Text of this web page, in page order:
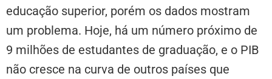
educação superior, porém os dados mostram
um problema. Hoje, há um número próximo de
9 milhões de estudantes de graduação, e o PIB
não cresce na curva de outros países que